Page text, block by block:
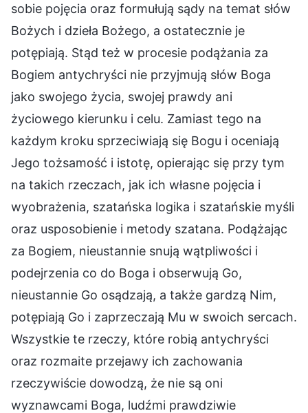
sobie pojęcia oraz formułują sądy na temat słów
Bożych i dzieła Bożego, a ostatecznie je
potępiają. Stąd też w procesie podążania za
Bogiem antychryści nie przyjmują słów Boga
jako swojego życia, swojej prawdy ani
życiowego kierunku i celu. Zamiast tego na
każdym kroku sprzeciwiają się Bogu i oceniają
Jego tożsamość i istotę, opierając się przy tym
na takich rzeczach, jak ich własne pojęcia i
wyobrażenia, szatańska logika i szatańskie myśli
oraz usposobienie i metody szatana. Podążając
za Bogiem, nieustannie snują wątpliwości i
podejrzenia co do Boga i obserwują Go,
nieustannie Go osądzają, a także gardzą Nim,
potępiają Go i zaprzeczają Mu w swoich sercach.
Wszystkie te rzeczy, które robią antychryści
oraz rozmaite przejawy ich zachowania
rzeczywiście dowodzą, że nie są oni
wyznawcami Boga, ludźmi prawdziwie